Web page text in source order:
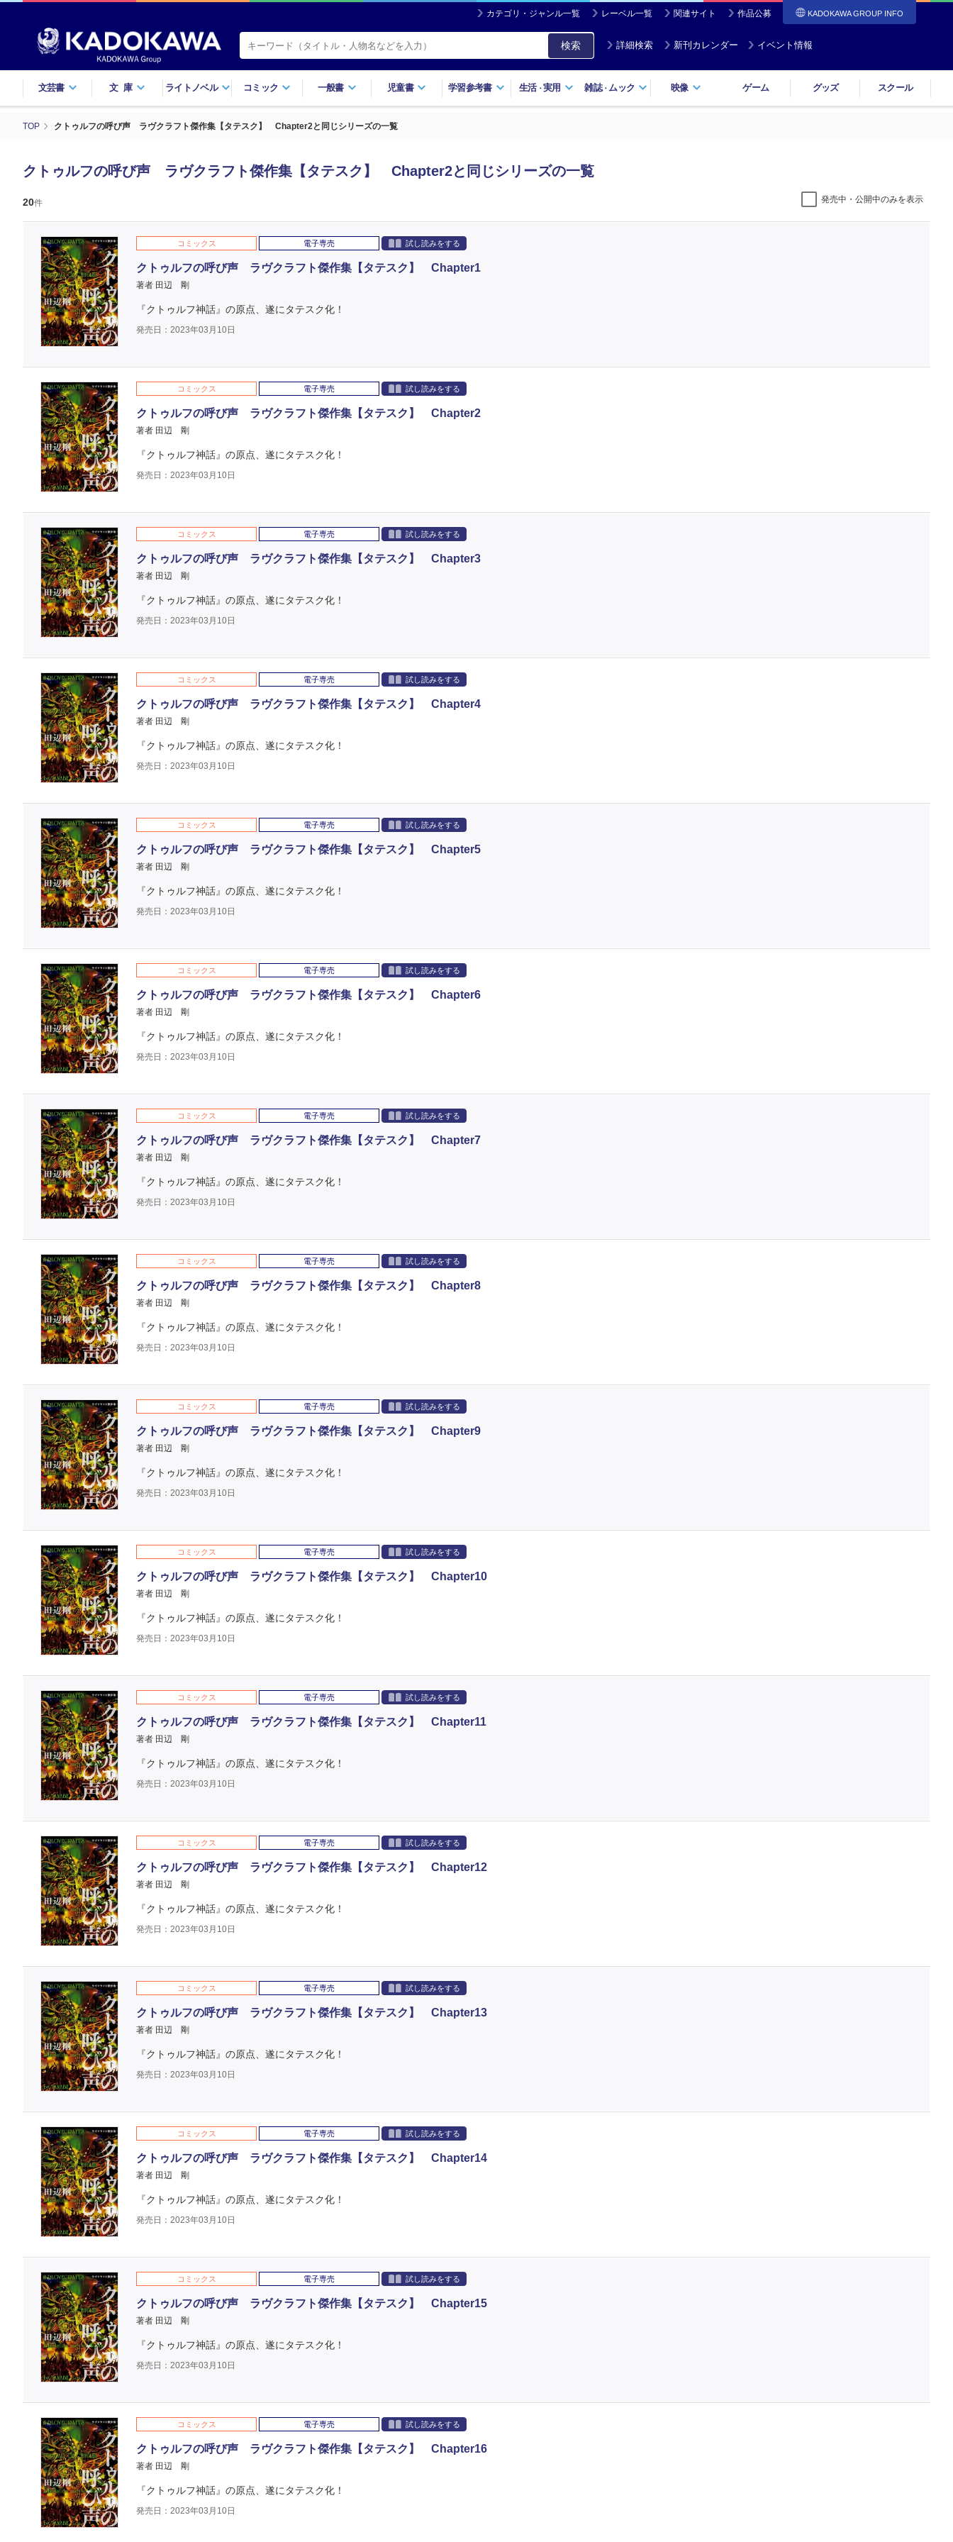
カテゴリ・ジャンル一覧 レーベル一覧 関連サイト 作品公募 KADOKAWA GROUP INFO
検索 詳細検索 新刊カレンダー イベント情報
文芸書 文庫 ライトノベル コミック 一般書 児童書 学習参考書 生活・実用 雑誌・ ムック 映像 ゲーム グッズ スクール
TOP クトゥルフの呼び声 ラヴクラフト傑作集【タテスク】 Chapter2と同じシリーズの一覧
クトゥルフの呼び声 ラヴクラフト傑作集【タテスク】 Chapter2と同じシリーズの一覧
20件 発売中・公開中のみを表示
コミックス 電子専売 試し読みをする
クトゥルフの呼び声 ラヴクラフト傑作集【タテスク】 Chapter1
著者 田辺 剛
『クトゥルフ神話』の原点、遂にタテスク化！
発売日：2023年03月10日
コミックス 電子専売 試し読みをする
クトゥルフの呼び声 ラヴクラフト傑作集【タテスク】 Chapter2
著者 田辺 剛
『クトゥルフ神話』の原点、遂にタテスク化！
発売日：2023年03月10日
コミックス 電子専売 試し読みをする
クトゥルフの呼び声 ラヴクラフト傑作集【タテスク】 Chapter3
著者 田辺 剛
『クトゥルフ神話』の原点、遂にタテスク化！
発売日：2023年03月10日
コミックス 電子専売 試し読みをする
クトゥルフの呼び声 ラヴクラフト傑作集【タテスク】 Chapter4
著者 田辺 剛
『クトゥルフ神話』の原点、遂にタテスク化！
発売日：2023年03月10日
コミックス 電子専売 試し読みをする
クトゥルフの呼び声 ラヴクラフト傑作集【タテスク】 Chapter5
著者 田辺 剛
『クトゥルフ神話』の原点、遂にタテスク化！
発売日：2023年03月10日
コミックス 電子専売 試し読みをする
クトゥルフの呼び声 ラヴクラフト傑作集【タテスク】 Chapter6
著者 田辺 剛
『クトゥルフ神話』の原点、遂にタテスク化！
発売日：2023年03月10日
コミックス 電子専売 試し読みをする
クトゥルフの呼び声 ラヴクラフト傑作集【タテスク】 Chapter7
著者 田辺 剛
『クトゥルフ神話』の原点、遂にタテスク化！
発売日：2023年03月10日
コミックス 電子専売 試し読みをする
クトゥルフの呼び声 ラヴクラフト傑作集【タテスク】 Chapter8
著者 田辺 剛
『クトゥルフ神話』の原点、遂にタテスク化！
発売日：2023年03月10日
コミックス 電子専売 試し読みをする
クトゥルフの呼び声 ラヴクラフト傑作集【タテスク】 Chapter9
著者 田辺 剛
『クトゥルフ神話』の原点、遂にタテスク化！
発売日：2023年03月10日
コミックス 電子専売 試し読みをする
クトゥルフの呼び声 ラヴクラフト傑作集【タテスク】 Chapter10
著者 田辺 剛
『クトゥルフ神話』の原点、遂にタテスク化！
発売日：2023年03月10日
コミックス 電子専売 試し読みをする
クトゥルフの呼び声 ラヴクラフト傑作集【タテスク】 Chapter11
著者 田辺 剛
『クトゥルフ神話』の原点、遂にタテスク化！
発売日：2023年03月10日
コミックス 電子専売 試し読みをする
クトゥルフの呼び声 ラヴクラフト傑作集【タテスク】 Chapter12
著者 田辺 剛
『クトゥルフ神話』の原点、遂にタテスク化！
発売日：2023年03月10日
コミックス 電子専売 試し読みをする
クトゥルフの呼び声 ラヴクラフト傑作集【タテスク】 Chapter13
著者 田辺 剛
『クトゥルフ神話』の原点、遂にタテスク化！
発売日：2023年03月10日
コミックス 電子専売 試し読みをする
クトゥルフの呼び声 ラヴクラフト傑作集【タテスク】 Chapter14
著者 田辺 剛
『クトゥルフ神話』の原点、遂にタテスク化！
発売日：2023年03月10日
コミックス 電子専売 試し読みをする
クトゥルフの呼び声 ラヴクラフト傑作集【タテスク】 Chapter15
著者 田辺 剛
『クトゥルフ神話』の原点、遂にタテスク化！
発売日：2023年03月10日
コミックス 電子専売 試し読みをする
クトゥルフの呼び声 ラヴクラフト傑作集【タテスク】 Chapter16
著者 田辺 剛
『クトゥルフ神話』の原点、遂にタテスク化！
発売日：2023年03月10日